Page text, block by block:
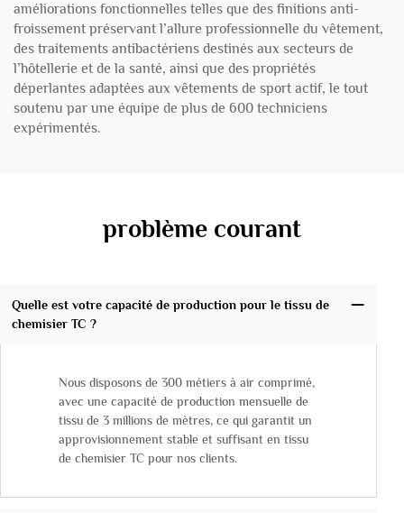
améliorations fonctionnelles telles que des finitions anti-
froissement préservant l’allure professionnelle du vêtement,
des traitements antibactériens destinés aux secteurs de
l’hôtellerie et de la santé, ainsi que des propriétés
déperlantes adaptées aux vêtements de sport actif, le tout
soutenu par une équipe de plus de 600 techniciens
expérimentés.
problème courant
Quelle est votre capacité de production pour le tissu de
chemisier TC ?
Nous disposons de 300 métiers à air comprimé,
avec une capacité de production mensuelle de
tissu de 3 millions de mètres, ce qui garantit un
approvisionnement stable et suffisant en tissu
de chemisier TC pour nos clients.